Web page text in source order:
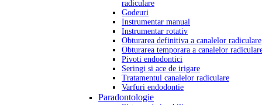
radiculare
Godeuri
Instrumentar manual
Instrumentar rotativ
Obturarea definitiva a canalelor radiculare
Obturarea temporara a canalelor
Pivoti endodontici
Seringi si ace de irigare
Tratamentul canalelor radiculare
Varfuri endodontie
Paradontologie